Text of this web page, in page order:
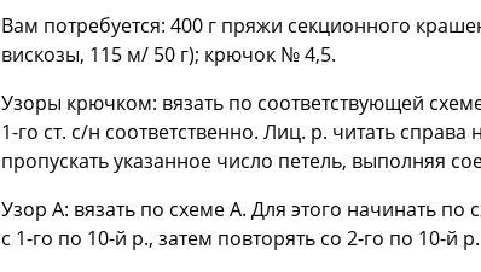
Вам потребуется: 400 г пряжи секционного
вискозы, 115 м/ 50 г); крючок № 4,5.
Узоры крючком: вязать по соответствующей
1-го ст. с/н соответственно. Лиц. р. читать
пропускать указанное число петель, выполняя
Узор А: вязать по схеме А. Для этого начинать
с 1-го по 10-й р., затем повторять со 2-го по 10-й р.